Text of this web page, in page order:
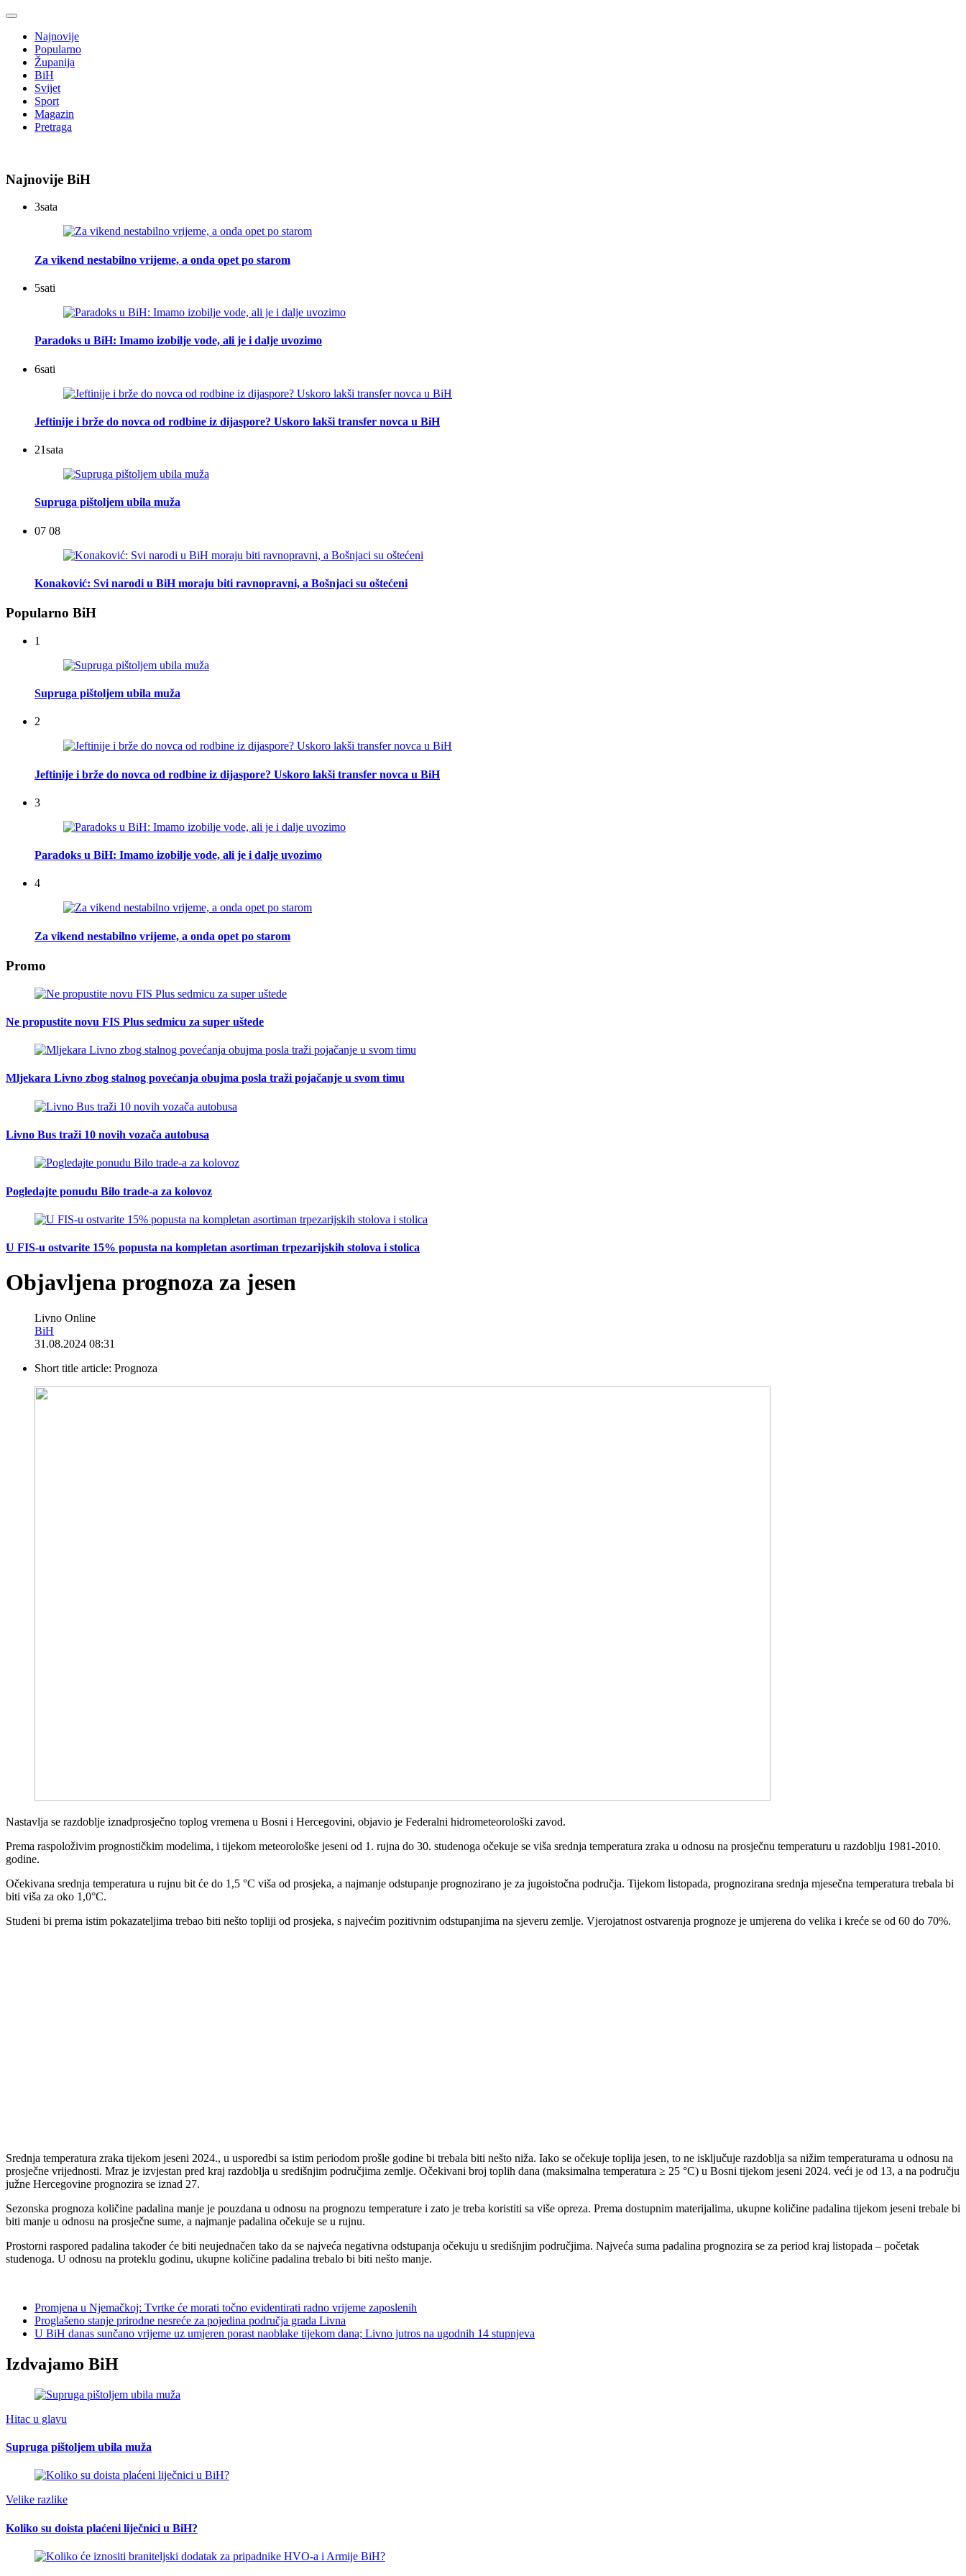
Najnovije
Popularno
Županija
BiH
Svijet
Sport
Magazin
Pretraga
Najnovije BiH
3sata
Za vikend nestabilno vrijeme, a onda opet po starom
5sati
Paradoks u BiH: Imamo izobilje vode, ali je i dalje uvozimo
6sati
Jeftinije i brže do novca od rodbine iz dijaspore? Uskoro lakši transfer novca u BiH
21sata
Supruga pištoljem ubila muža
07 08
Konaković: Svi narodi u BiH moraju biti ravnopravni, a Bošnjaci su oštećeni
Popularno BiH
1
Supruga pištoljem ubila muža
2
Jeftinije i brže do novca od rodbine iz dijaspore? Uskoro lakši transfer novca u BiH
3
Paradoks u BiH: Imamo izobilje vode, ali je i dalje uvozimo
4
Za vikend nestabilno vrijeme, a onda opet po starom
Promo
Ne propustite novu FIS Plus sedmicu za super uštede
Mljekara Livno zbog stalnog povećanja obujma posla traži pojačanje u svom timu
Livno Bus traži 10 novih vozača autobusa
Pogledajte ponudu Bilo trade-a za kolovoz
U FIS-u ostvarite 15% popusta na kompletan asortiman trpezarijskih stolova i stolica
Objavljena prognoza za jesen
Livno Online
BiH
31.08.2024 08:31
Short title article: Prognoza
Nastavlja se razdoblje iznadprosječno toplog vremena u Bosni i Hercegovini, objavio je Federalni hidrometeorološki zavod.
Prema raspoloživim prognostičkim modelima, i tijekom meteorološke jeseni od 1. rujna do 30. studenoga očekuje se viša srednja temperatura zraka u odnosu na prosječnu temperaturu u razdoblju 1981-2010.
godine.
Očekivana srednja temperatura u rujnu bit će do 1,5 °C viša od prosjeka, a najmanje odstupanje prognozirano je za jugoistočna područja. Tijekom listopada, prognozirana srednja mjesečna temperatura trebala bi
biti viša za oko 1,0°C.
Studeni bi prema istim pokazateljima trebao biti nešto topliji od prosjeka, s najvećim pozitivnim odstupanjima na sjeveru zemlje. Vjerojatnost ostvarenja prognoze je umjerena do velika i kreće se od 60 do 70%.
Srednja temperatura zraka tijekom jeseni 2024., u usporedbi sa istim periodom prošle godine bi trebala biti nešto niža. Iako se očekuje toplija jesen, to ne isključuje razdoblja sa nižim temperaturama u odnosu na
prosječne vrijednosti. Mraz je izvjestan pred kraj razdoblja u središnjim područjima zemlje. Očekivani broj toplih dana (maksimalna temperatura ≥ 25 °C) u Bosni tijekom jeseni 2024. veći je od 13, a na području
južne Hercegovine prognozira se iznad 27.
Sezonska prognoza količine padalina manje je pouzdana u odnosu na prognozu temperature i zato je treba koristiti sa više opreza. Prema dostupnim materijalima, ukupne količine padalina tijekom jeseni trebale bi
biti manje u odnosu na prosječne sume, a najmanje padalina očekuje se u rujnu.
Prostorni raspored padalina također će biti neujednačen tako da se najveća negativna odstupanja očekuju u središnjim područjima. Najveća suma padalina prognozira se za period kraj listopada – početak
studenoga. U odnosu na proteklu godinu, ukupne količine padalina trebalo bi biti nešto manje.
Promjena u Njemačkoj: Tvrtke će morati točno evidentirati radno vrijeme zaposlenih
Proglašeno stanje prirodne nesreće za pojedina područja grada Livna
U BiH danas sunčano vrijeme uz umjeren porast naoblake tijekom dana; Livno jutros na ugodnih 14 stupnjeva
Izdvajamo BiH
Hitac u glavu
Supruga pištoljem ubila muža
Velike razlike
Koliko su doista plaćeni liječnici u BiH?